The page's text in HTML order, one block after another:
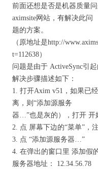
前面还想是否是机器质量
aximsite网站，有解决此问
题的方案。
（原地址是http://
t=112638）
问题是由于 ActiveSync引起
解决步骤描述如下：
1. 打开Axim v51，如果已
离，则“添加源服务
器…”也是灰的），打开 开
2. 点 屏幕下边的“菜单”，
3. 点 “添加源服务器…”
4. 在弹出的窗口里 添加假
服务器地址： 12.34.56.78